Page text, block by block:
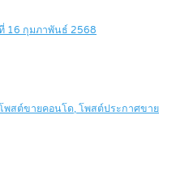
16 กุมภาพันธ์ 2568
พสต์ขายคอนโด, โพสต์ประกาศขาย